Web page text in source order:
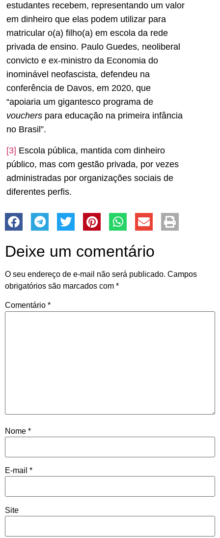
estudantes recebem, representando um valor
em dinheiro que elas podem utilizar para
matricular o(a) filho(a) em escola da rede
privada de ensino. Paulo Guedes, neoliberal
convicto e ex-ministro da Economia do
inominável neofascista, defendeu na
conferência de Davos, em 2020, que
“apoiaria um gigantesco programa de
vouchers para educação na primeira infância
no Brasil”.
[3] Escola pública, mantida com dinheiro
público, mas com gestão privada, por vezes
administradas por organizações sociais de
diferentes perfis.
Deixe um comentário
O seu endereço de e-mail não será publicado. Campos
obrigatórios são marcados com *
Comentário *
Nome *
E-mail *
Site